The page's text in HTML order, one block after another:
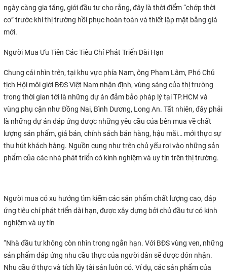
ngày càng gia tăng, giới đầu tư cho rằng, đây là thời điểm “chớp thời
cơ” trước khi thị trường hồi phục hoàn toàn và thiết lập mặt bằng giá
mới.
Người Mua Ưu Tiên Các Tiêu Chí Phát Triển Dài Hạn
Chung cái nhìn trên, tại khu vực phía Nam, ông Phạm Lâm, Phó Chủ
tịch Hội môi giới BĐS Việt Nam nhận định, vùng sáng của thị trường
trong thời gian tới là những dự án đảm bảo pháp lý tại TP.HCM và
vùng phụ cận như Đồng Nai, Bình Dương, Long An. Tất nhiên, đây phải
là những dự án đáp ứng được những yêu cầu của bên mua về chất
lượng sản phẩm, giá bán, chính sách bán hàng, hậu mãi… mới thực sự
thu hút khách hàng. Nguồn cung như trên chủ yếu rơi vào những sản
phẩm của các nhà phát triển có kinh nghiệm và uy tín trên thị trường.
Người mua có xu hướng tìm kiếm các sản phẩm chất lượng cao, đáp
ứng tiêu chí phát triển dài hạn, được xây dựng bởi chủ đầu tư có kinh
nghiệm và uy tín
“Nhà đầu tư không còn nhìn trong ngắn hạn. Với BĐS vùng ven, những
sản phẩm đáp ứng nhu cầu thực của người dân sẽ được đón nhận.
Nhu cầu ở thực và tích lũy tài sản luôn có. Ví dụ, các sản phẩm của